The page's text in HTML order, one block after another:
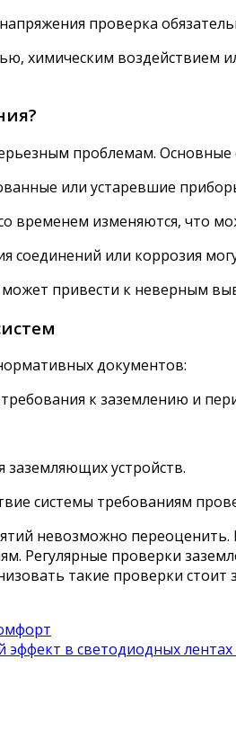
проверка
химическим
проблемам.
или устаревшие
временем изменяются, что
или коррозия
привести к неверным
документов:
к заземлению и
заземляющих устройств.
системы требованиям
невозможно
Регулярные проверки
такие проверки
в светодиодных лентах